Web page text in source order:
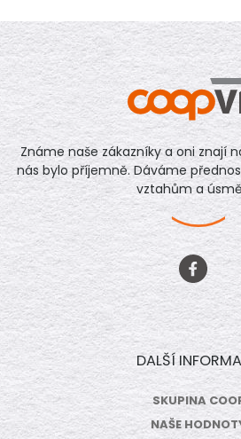
Známe naše zákazníky a oni znají
nás bylo příjemně. Dáváme
vztahům a
DALŠÍ
SKUPINA
NAŠE